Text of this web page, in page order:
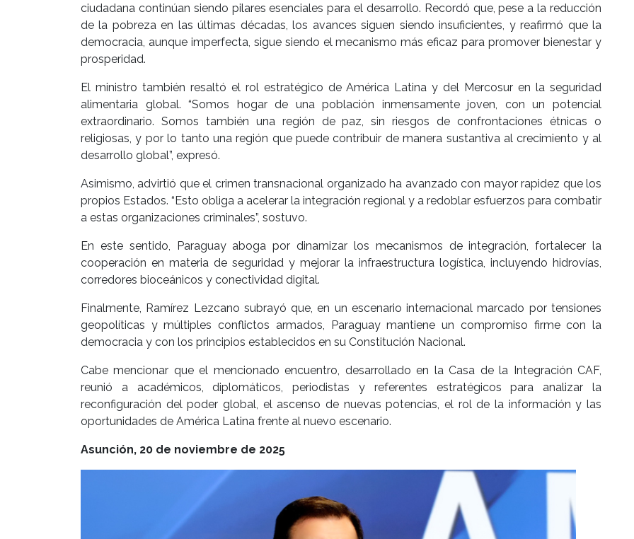
ciudadana continúan siendo pilares esenciales para el desarrollo. Recordó que, pese a la reducción
de la pobreza en las últimas décadas, los avances siguen siendo insuficientes, y reafirmó que la
democracia, aunque imperfecta, sigue siendo el mecanismo más eficaz para promover bienestar y
prosperidad.
El ministro también resaltó el rol estratégico de América Latina y del Mercosur en la seguridad
alimentaria global. “Somos hogar de una población inmensamente joven, con un potencial
extraordinario. Somos también una región de paz, sin riesgos de confrontaciones étnicas o
religiosas, y por lo tanto una región que puede contribuir de manera sustantiva al crecimiento y al
desarrollo global”, expresó.
Asimismo, advirtió que el crimen transnacional organizado ha avanzado con mayor rapidez que los
propios Estados. “Esto obliga a acelerar la integración regional y a redoblar esfuerzos para combatir
a estas organizaciones criminales”, sostuvo.
En este sentido, Paraguay aboga por dinamizar los mecanismos de integración, fortalecer la
cooperación en materia de seguridad y mejorar la infraestructura logística, incluyendo hidrovías,
corredores bioceánicos y conectividad digital.
Finalmente, Ramírez Lezcano subrayó que, en un escenario internacional marcado por tensiones
geopolíticas y múltiples conflictos armados, Paraguay mantiene un compromiso firme con la
democracia y con los principios establecidos en su Constitución Nacional.
Cabe mencionar que el mencionado encuentro, desarrollado en la Casa de la Integración CAF,
reunió a académicos, diplomáticos, periodistas y referentes estratégicos para analizar la
reconfiguración del poder global, el ascenso de nuevas potencias, el rol de la información y las
oportunidades de América Latina frente al nuevo escenario.
Asunción, 20 de noviembre de 2025